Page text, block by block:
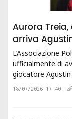
Aurora
arriva
L’Associazione
ufficialmente di
giocatore
Agustin Ale è un
18/07/2026 17:40